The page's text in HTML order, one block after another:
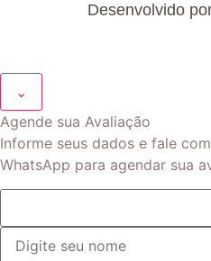
Desenvolvido
⌄
Agende sua Avaliação
Informe seus dados e fale
WhatsApp para agendar sua